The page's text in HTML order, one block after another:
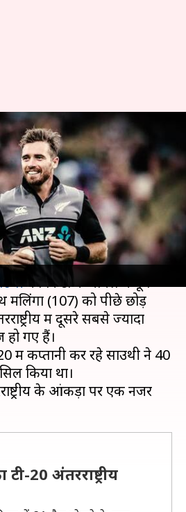
में दूसरे सर्वाधिक
बने टिम साउथी,
छोड़ा
05:40 pm
पहले टी-20 मैच मेंन्यूजीलैंड
ने विकेटों के मामले में पूर्व
मलिंगा (107) को पीछे छोड़
में दूसरे सबसे ज्यादा
गए हैं।
में कप्तानी कर रहे साउथी ने 40
किया था।
के आंकड़ों पर एक नजर
20 अंतरराष्ट्रीय